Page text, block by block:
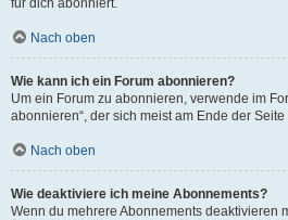
für dich abonniert.
Nach oben
Wie kann ich ein Forum abonnieren?
Um ein Forum zu abonnieren, verwende im
abonnieren“, der sich meist am Ende der
Nach oben
Wie deaktiviere ich meine Abonnements?
Wenn du mehrere Abonnements deaktivieren